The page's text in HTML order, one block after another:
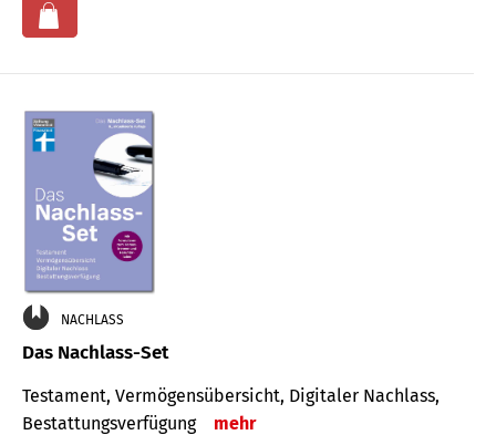
NACHLASS
Das Nachlass-Set
Testament, Vermögens­übersicht, Digitaler Nach­lass,
Bestat­tungs­ver­fügung
mehr